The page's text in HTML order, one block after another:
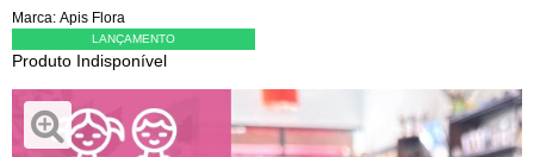
Marca: Apis Flora
LANÇAMENTO
Produto Indisponível